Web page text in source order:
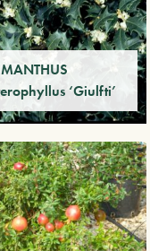
‘Giulfti’